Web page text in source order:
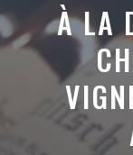
À LA